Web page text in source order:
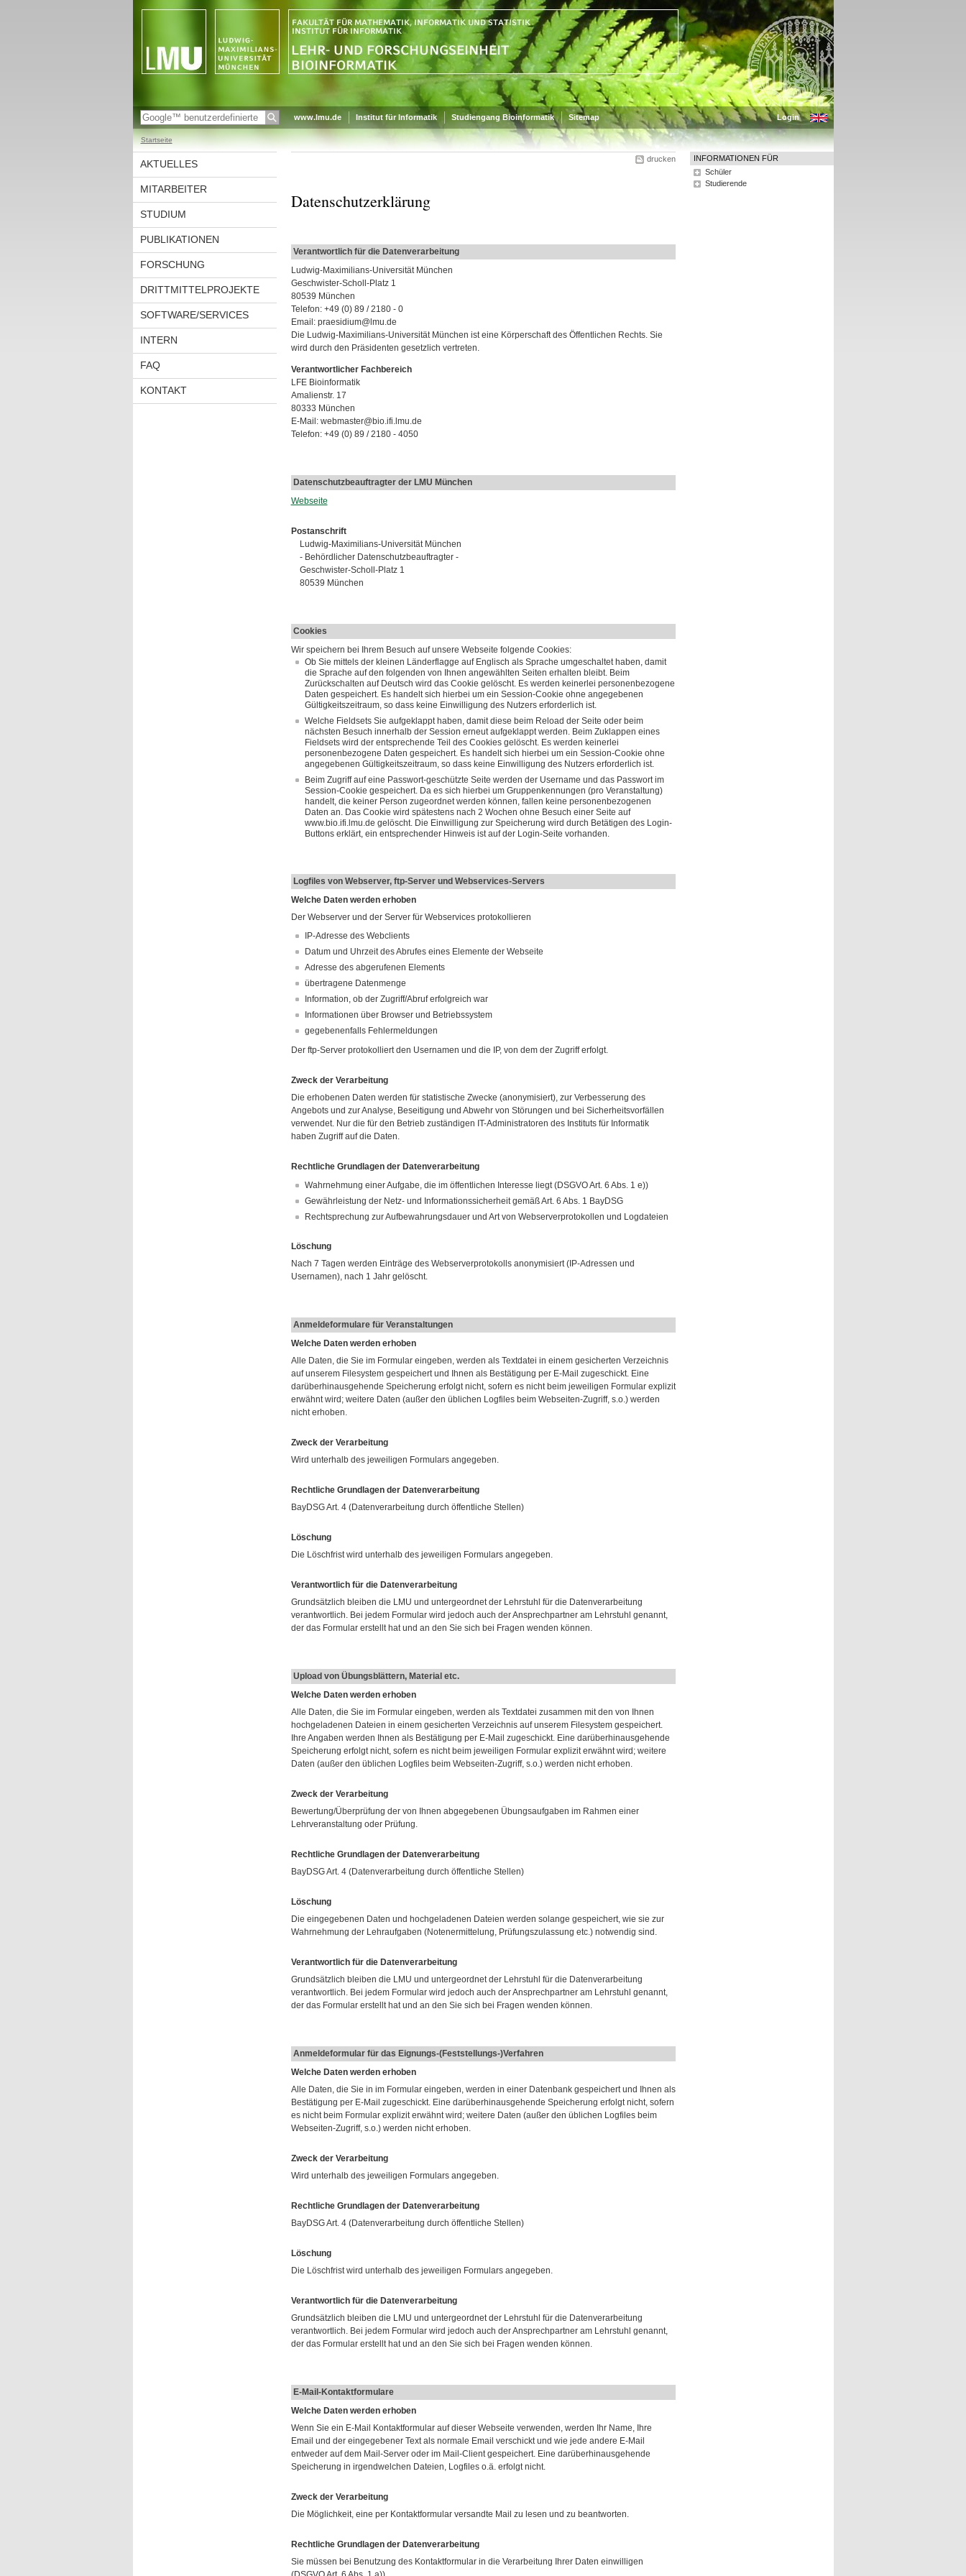
Login
www.lmu.de Institut für Informatik Studiengang Bioinformatik Sitemap
Startseite
AKTUELLES
MITARBEITER
STUDIUM
PUBLIKATIONEN
FORSCHUNG
DRITTMITTELPROJEKTE
SOFTWARE/SERVICES
INTERN
FAQ
KONTAKT
drucken
Datenschutzerklärung
Verantwortlich für die Datenverarbeitung
Ludwig-Maximilians-Universität München
Geschwister-Scholl-Platz 1
80539 München
Telefon: +49 (0) 89 / 2180 - 0
Email: praesidium@lmu.de
Die Ludwig-Maximilians-Universität München ist eine Körperschaft des Öffentlichen Rechts. Sie
wird durch den Präsidenten gesetzlich vertreten.
Verantwortlicher Fachbereich
LFE Bioinformatik
Amalienstr. 17
80333 München
E-Mail: webmaster@bio.ifi.lmu.de
Telefon: +49 (0) 89 / 2180 - 4050
Datenschutzbeauftragter der LMU München
Webseite
Postanschrift
Ludwig-Maximilians-Universität München
- Behördlicher Datenschutzbeauftragter -
Geschwister-Scholl-Platz 1
80539 München
Cookies
Wir speichern bei Ihrem Besuch auf unsere Webseite folgende Cookies:
Ob Sie mittels der kleinen Länderflagge auf Englisch als Sprache umgeschaltet haben, damit
die Sprache auf den folgenden von Ihnen angewählten Seiten erhalten bleibt. Beim
Zurückschalten auf Deutsch wird das Cookie gelöscht. Es werden keinerlei personenbezogene
Daten gespeichert. Es handelt sich hierbei um ein Session-Cookie ohne angegebenen
Gültigkeitszeitraum, so dass keine Einwilligung des Nutzers erforderlich ist.
Welche Fieldsets Sie aufgeklappt haben, damit diese beim Reload der Seite oder beim
nächsten Besuch innerhalb der Session erneut aufgeklappt werden. Beim Zuklappen eines
Fieldsets wird der entsprechende Teil des Cookies gelöscht. Es werden keinerlei
personenbezogene Daten gespeichert. Es handelt sich hierbei um ein Session-Cookie ohne
angegebenen Gültigkeitszeitraum, so dass keine Einwilligung des Nutzers erforderlich ist.
Beim Zugriff auf eine Passwort-geschützte Seite werden der Username und das Passwort im
Session-Cookie gespeichert. Da es sich hierbei um Gruppenkennungen (pro Veranstaltung)
handelt, die keiner Person zugeordnet werden können, fallen keine personenbezogenen
Daten an. Das Cookie wird spätestens nach 2 Wochen ohne Besuch einer Seite auf
www.bio.ifi.lmu.de gelöscht. Die Einwilligung zur Speicherung wird durch Betätigen des Login-
Buttons erklärt, ein entsprechender Hinweis ist auf der Login-Seite vorhanden.
Logfiles von Webserver, ftp-Server und Webservices-Servers
Welche Daten werden erhoben
Der Webserver und der Server für Webservices protokollieren
IP-Adresse des Webclients
Datum und Uhrzeit des Abrufes eines Elemente der Webseite
Adresse des abgerufenen Elements
übertragene Datenmenge
Information, ob der Zugriff/Abruf erfolgreich war
Informationen über Browser und Betriebssystem
gegebenenfalls Fehlermeldungen
Der ftp-Server protokolliert den Usernamen und die IP, von dem der Zugriff erfolgt.
Zweck der Verarbeitung
Die erhobenen Daten werden für statistische Zwecke (anonymisiert), zur Verbesserung des
Angebots und zur Analyse, Beseitigung und Abwehr von Störungen und bei Sicherheitsvorfällen
verwendet. Nur die für den Betrieb zuständigen IT-Administratoren des Instituts für Informatik
haben Zugriff auf die Daten.
Rechtliche Grundlagen der Datenverarbeitung
Wahrnehmung einer Aufgabe, die im öffentlichen Interesse liegt (DSGVO Art. 6 Abs. 1 e))
Gewährleistung der Netz- und Informationssicherheit gemäß Art. 6 Abs. 1 BayDSG
Rechtsprechung zur Aufbewahrungsdauer und Art von Webserverprotokollen und Logdateien
Löschung
Nach 7 Tagen werden Einträge des Webserverprotokolls anonymisiert (IP-Adressen und
Usernamen), nach 1 Jahr gelöscht.
Anmeldeformulare für Veranstaltungen
Welche Daten werden erhoben
Alle Daten, die Sie im Formular eingeben, werden als Textdatei in einem gesicherten Verzeichnis
auf unserem Filesystem gespeichert und Ihnen als Bestätigung per E-Mail zugeschickt. Eine
darüberhinausgehende Speicherung erfolgt nicht, sofern es nicht beim jeweiligen Formular explizit
erwähnt wird; weitere Daten (außer den üblichen Logfiles beim Webseiten-Zugriff, s.o.) werden
nicht erhoben.
Zweck der Verarbeitung
Wird unterhalb des jeweiligen Formulars angegeben.
Rechtliche Grundlagen der Datenverarbeitung
BayDSG Art. 4 (Datenverarbeitung durch öffentliche Stellen)
Löschung
Die Löschfrist wird unterhalb des jeweiligen Formulars angegeben.
Verantwortlich für die Datenverarbeitung
Grundsätzlich bleiben die LMU und untergeordnet der Lehrstuhl für die Datenverarbeitung
verantwortlich. Bei jedem Formular wird jedoch auch der Ansprechpartner am Lehrstuhl genannt,
der das Formular erstellt hat und an den Sie sich bei Fragen wenden können.
Upload von Übungsblättern, Material etc.
Welche Daten werden erhoben
Alle Daten, die Sie im Formular eingeben, werden als Textdatei zusammen mit den von Ihnen
hochgeladenen Dateien in einem gesicherten Verzeichnis auf unserem Filesystem gespeichert.
Ihre Angaben werden Ihnen als Bestätigung per E-Mail zugeschickt. Eine darüberhinausgehende
Speicherung erfolgt nicht, sofern es nicht beim jeweiligen Formular explizit erwähnt wird; weitere
Daten (außer den üblichen Logfiles beim Webseiten-Zugriff, s.o.) werden nicht erhoben.
Zweck der Verarbeitung
Bewertung/Überprüfung der von Ihnen abgegebenen Übungsaufgaben im Rahmen einer
Lehrveranstaltung oder Prüfung.
Rechtliche Grundlagen der Datenverarbeitung
BayDSG Art. 4 (Datenverarbeitung durch öffentliche Stellen)
Löschung
Die eingegebenen Daten und hochgeladenen Dateien werden solange gespeichert, wie sie zur
Wahrnehmung der Lehraufgaben (Notenermittelung, Prüfungszulassung etc.) notwendig sind.
Verantwortlich für die Datenverarbeitung
Grundsätzlich bleiben die LMU und untergeordnet der Lehrstuhl für die Datenverarbeitung
verantwortlich. Bei jedem Formular wird jedoch auch der Ansprechpartner am Lehrstuhl genannt,
der das Formular erstellt hat und an den Sie sich bei Fragen wenden können.
Anmeldeformular für das Eignungs-(Feststellungs-)Verfahren
Welche Daten werden erhoben
Alle Daten, die Sie in im Formular eingeben, werden in einer Datenbank gespeichert und Ihnen als
Bestätigung per E-Mail zugeschickt. Eine darüberhinausgehende Speicherung erfolgt nicht, sofern
es nicht beim Formular explizit erwähnt wird; weitere Daten (außer den üblichen Logfiles beim
Webseiten-Zugriff, s.o.) werden nicht erhoben.
Zweck der Verarbeitung
Wird unterhalb des jeweiligen Formulars angegeben.
Rechtliche Grundlagen der Datenverarbeitung
BayDSG Art. 4 (Datenverarbeitung durch öffentliche Stellen)
Löschung
Die Löschfrist wird unterhalb des jeweiligen Formulars angegeben.
Verantwortlich für die Datenverarbeitung
Grundsätzlich bleiben die LMU und untergeordnet der Lehrstuhl für die Datenverarbeitung
verantwortlich. Bei jedem Formular wird jedoch auch der Ansprechpartner am Lehrstuhl genannt,
der das Formular erstellt hat und an den Sie sich bei Fragen wenden können.
E-Mail-Kontaktformulare
Welche Daten werden erhoben
Wenn Sie ein E-Mail Kontaktformular auf dieser Webseite verwenden, werden Ihr Name, Ihre
Email und der eingegebener Text als normale Email verschickt und wie jede andere E-Mail
entweder auf dem Mail-Server oder im Mail-Client gespeichert. Eine darüberhinausgehende
Speicherung in irgendwelchen Dateien, Logfiles o.ä. erfolgt nicht.
Zweck der Verarbeitung
Die Möglichkeit, eine per Kontaktformular versandte Mail zu lesen und zu beantworten.
Rechtliche Grundlagen der Datenverarbeitung
Sie müssen bei Benutzung des Kontaktformular in die Verarbeitung Ihrer Daten einwilligen
INFORMATIONEN FÜR
Schüler
Studierende